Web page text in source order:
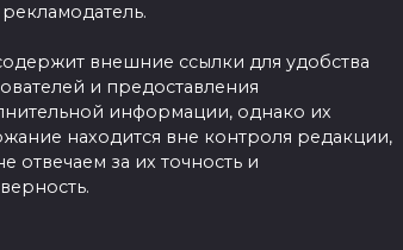
рекламодатель.
внешние ссылки для удобства
и предоставления
информации, однако их
находится вне контроля редакции,
отвечаем за их точность и